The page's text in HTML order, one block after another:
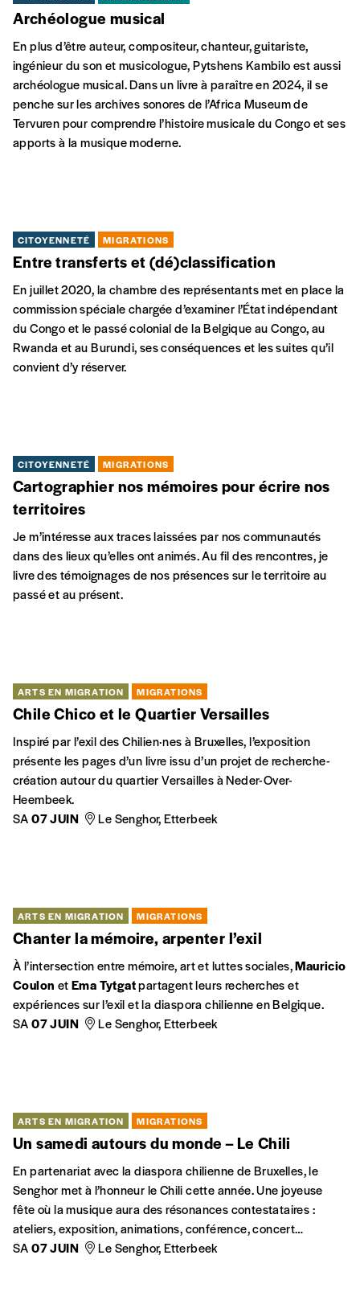
COHÉSION SOCIALE ENSEIGNEMENT
Interpréter les silences
Docteur en histoire de l’EHESS à Paris, Amzat Boukari-Yabara
a pour sujet de prédilection l’histoire engagée des
indépendances et du panafricanisme. Il livre ici une analyse
critique de la production de ces archives jusqu’à leur
traitement.
CITOYENNETÉ
En plus d’être auteur, compositeur, chanteur, guitariste,
ingénieur du son et musicologue, Pytshens Kambilo est aussi
archéologue musical. Dans un livre à paraître en 2024, il se
CITOYENNETÉ MIGRATIONS
Entre transferts et (dé)classification
convient d’y réserver.